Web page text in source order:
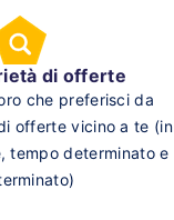
di offerte
che preferisci da
offerte vicino a te (in
tempo determinato e